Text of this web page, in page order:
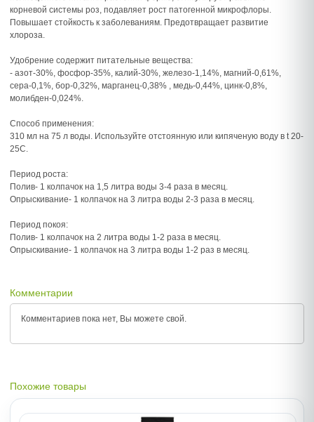
корневой системы роз, подавляет рост патогенной микрофлоры.
Повышает стойкость к заболеваниям. Предотвращает развитие
хлороза.
Удобрение содержит питательные вещества:
- азот-30%, фосфор-35%, калий-30%, железо-1,14%, магний-0,61%,
сера-0,1%, бор-0,32%, марганец-0,38% , медь-0,44%, цинк-0,8%,
молибден-0,024%.
Способ применения:
310 мл на 75 л воды. Используйте отстоянную или кипяченую воду в t 20-
25C.
Период роста:
Полив- 1 колпачок на 1,5 литра воды 3-4 раза в месяц.
Опрыскивание- 1 колпачок на 3 литра воды 2-3 раза в месяц.
Период покоя:
Полив- 1 колпачок на 2 литра воды 1-2 раза в месяц.
Опрыскивание- 1 колпачок на 3 литра воды 1-2 раз в месяц.
Комментарии
Комментариев пока нет, Вы можете свой.
Похожие товары